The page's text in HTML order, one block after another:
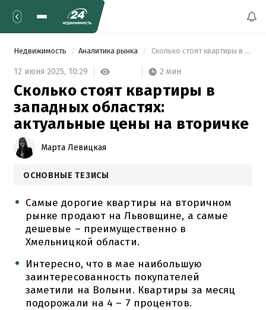
Недвижимость Аналитика рынка Сколько стоят квартиры в западных областях: актуальные цены на вторичке
12 июня 2025, 10:29 2 мин
Сколько стоят квартиры в
западных областях:
актуальные цены на вторичке
Марта Левицкая
ОСНОВНЫЕ ТЕЗИСЫ
Самые дорогие квартиры на вторичном
рынке продают на Львовщине, а самые
дешевые – преимущественно в
Хмельницкой области.
Интересно, что в мае наибольшую
заинтересованность покупателей
заметили на Волыни. Квартиры за месяц
подорожали на 4 – 7 процентов.